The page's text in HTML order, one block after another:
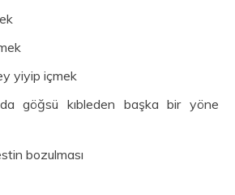
yiyip içmek
göğsü kıbleden başka bir yöne
bozulması